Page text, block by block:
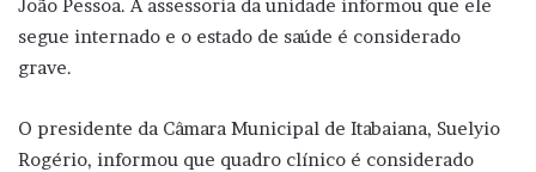
João Pessoa. A assessoria da unidade informou que ele
segue internado e o estado de saúde é considerado
grave.
O presidente da Câmara Municipal de Itabaiana, Suelyio
Rogério, informou que quadro clínico é considerado